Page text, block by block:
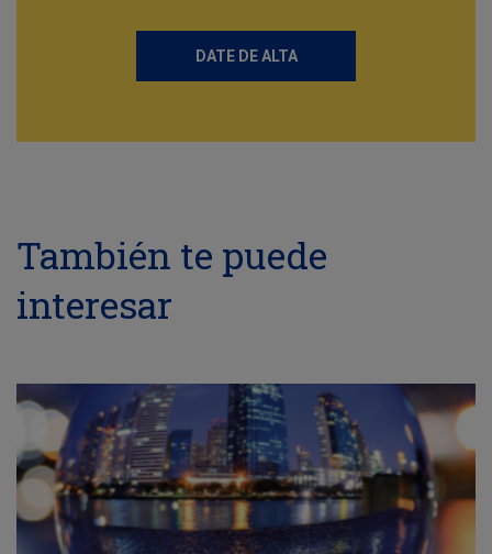
DATE DE ALTA
También te puede
interesar